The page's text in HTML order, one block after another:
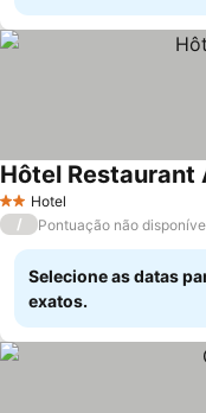
2 Estrelas
Hotel
Hôtel Restaurant
/ Pontuação não
Selecione as datas
exatos.